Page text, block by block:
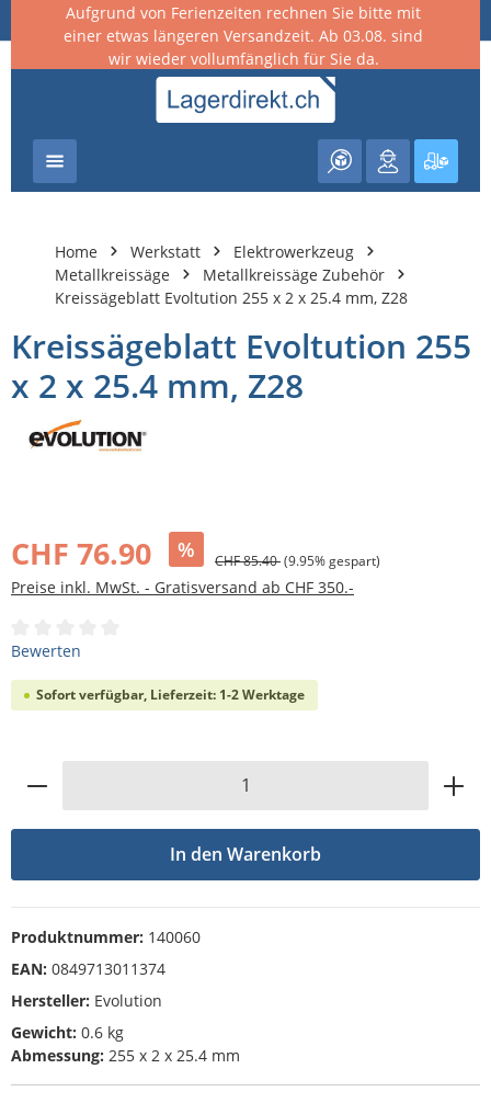
springen
Aufgrund von Ferienzeiten rechnen Sie bitte mit
einer etwas längeren Versandzeit. Ab 03.08. sind
wir wieder vollumfänglich für Sie da.
Home Werkstatt
Elektrowerkzeug
Metallkreissäge
Metallkreissäge Zubehör
Kreissägeblatt Evoltution 255 x 2 x 25.4 mm, Z28
Kreissägeblatt Evoltution 255
x 2 x 25.4 mm, Z28
CHF 76.90 % CHF 85.40(9.95% gespart)
Preise inkl. MwSt. - Gratisversand ab CHF 350.-
Durchschnittliche Bewertung von 0 von 5 Sternen
Bewerten
Sofort verfügbar, Lieferzeit: 1-2 Werktage
Produkt Anzahl: Gib den gewünschten
In den Warenkorb
Produktnummer: 140060
EAN: 0849713011374
Hersteller: Evolution
Gewicht: 0.6 kg
Abmessung: 255 x 2 x 25.4 mm